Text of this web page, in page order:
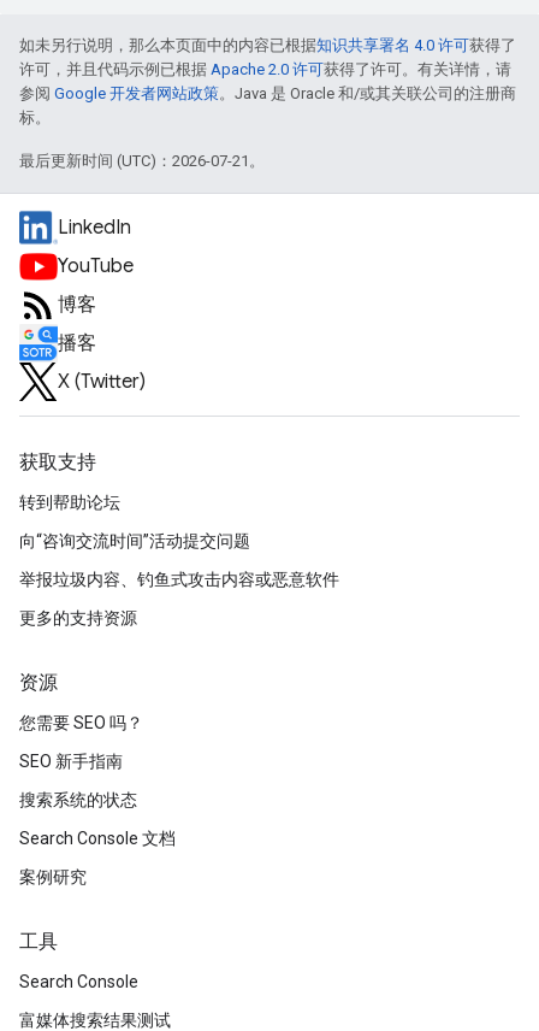
如未另行说明，那么本页面中的内容已根据知识共享署名 4.0 许可获得了
许可，并且代码示例已根据 Apache 2.0 许可获得了许可。有关详情，请
参阅 Google 开发者网站政策。Java 是 Oracle 和/或其关联公司的注册商
标。
最后更新时间 (UTC)：2026-07-21。
LinkedIn
YouTube
博客
播客
X (Twitter)
获取支持
转到帮助论坛
向“咨询交流时间”活动提交问题
举报垃圾内容、钓鱼式攻击内容或恶意软件
更多的支持资源
资源
您需要 SEO 吗？
SEO 新手指南
搜索系统的状态
Search Console 文档
案例研究
工具
Search Console
富媒体搜索结果测试